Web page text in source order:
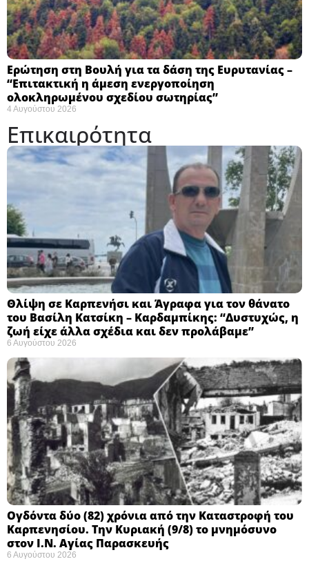
Ερώτηση στη Βουλή για τα δάση της Ευρυτανίας –
“Eπιτακτική η άμεση ενεργοποίηση
ολοκληρωμένου σχεδίου σωτηρίας”
4 Αυγούστου 2026
Επικαιρότητα
Θλίψη σε Καρπενήσι και Άγραφα για τον θάνατο
του Βασίλη Κατσίκη – Καρδαμπίκης: “Δυστυχώς, η
ζωή είχε άλλα σχέδια και δεν προλάβαμε”
6 Αυγούστου 2026
Ογδόντα δύο (82) χρόνια από την Καταστροφή του
Καρπενησίου. Την Κυριακή (9/8) το μνημόσυνο
στον Ι.Ν. Αγίας Παρασκευής
6 Αυγούστου 2026